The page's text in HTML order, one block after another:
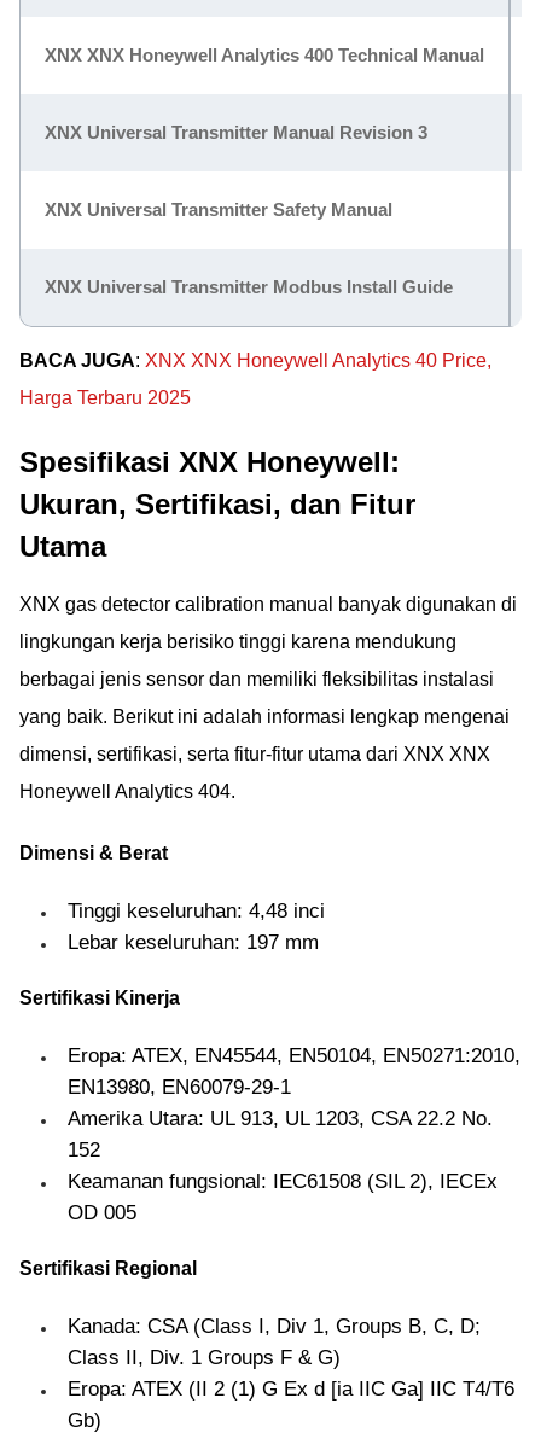
XNX XNX Honeywell Analytics 400 Technical Manual
XNX Universal Transmitter Manual Revision 3
XNX Universal Transmitter Safety Manual
XNX Universal Transmitter Modbus Install Guide
BACA JUGA: XNX XNX Honeywell Analytics 40 Price,
Harga Terbaru 2025
Spesifikasi XNX Honeywell:
Ukuran, Sertifikasi, dan Fitur
Utama
XNX gas detector calibration manual banyak digunakan di
lingkungan kerja berisiko tinggi karena mendukung
berbagai jenis sensor dan memiliki fleksibilitas instalasi
yang baik. Berikut ini adalah informasi lengkap mengenai
dimensi, sertifikasi, serta fitur-fitur utama dari XNX XNX
Honeywell Analytics 404.
Dimensi & Berat
Tinggi keseluruhan: 4,48 inci
Lebar keseluruhan: 197 mm
Sertifikasi Kinerja
Eropa: ATEX, EN45544, EN50104, EN50271:2010,
EN13980, EN60079-29-1
Amerika Utara: UL 913, UL 1203, CSA 22.2 No.
152
Keamanan fungsional: IEC61508 (SIL 2), IECEx
OD 005
Sertifikasi Regional
Kanada: CSA (Class I, Div 1, Groups B, C, D;
Class II, Div. 1 Groups F & G)
Eropa: ATEX (II 2 (1) G Ex d [ia IIC Ga] IIC T4/T6
Gb)